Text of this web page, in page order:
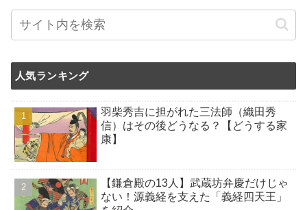
人気ランキング
羽柴秀吉に担がれた三法師（織田秀
信）はその後どうなる？【どうする家
康】
【鎌倉殿の13人】武蔵坊弁慶だけじゃ
ない！源義経を支えた「義経四天王」